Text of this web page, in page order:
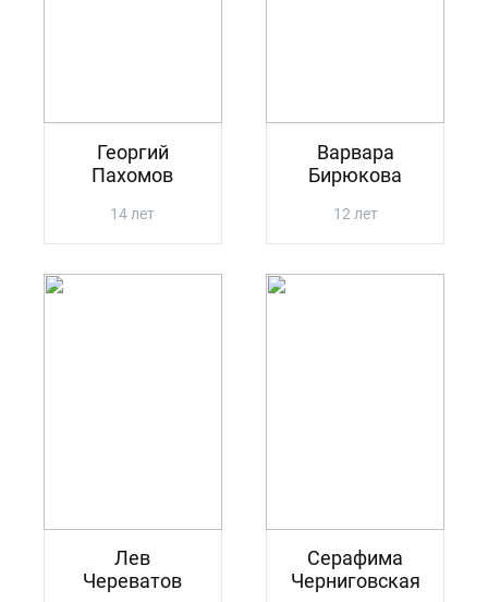
Георгий
Пахомов
14 лет
Варвара
Бирюкова
12 лет
Лев
Череватов
Серафима
Черниговская